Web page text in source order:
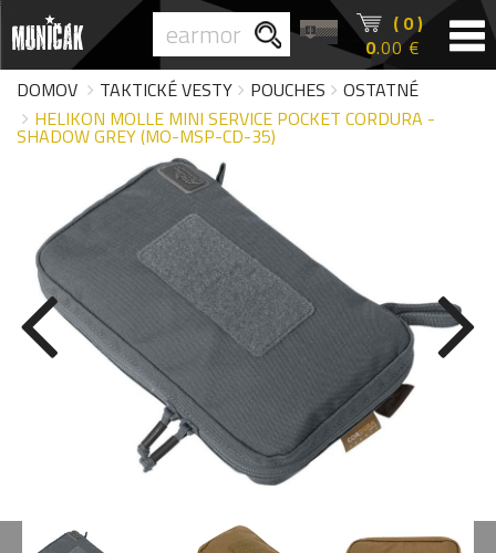
( 0 )
0.00 €
DOMOV
TAKTICKÉ VESTY POUCHES
OSTATNÉ
HELIKON MOLLE MINI SERVICE POCKET CORDURA -
SHADOW GREY (MO-MSP-CD-35)